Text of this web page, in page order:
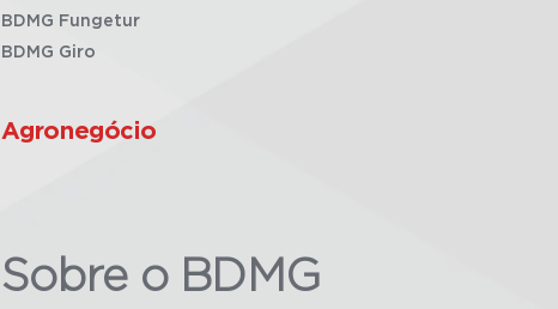
BDMG Fungetur
BDMG Giro
Agronegócio
Sobre o BDMG